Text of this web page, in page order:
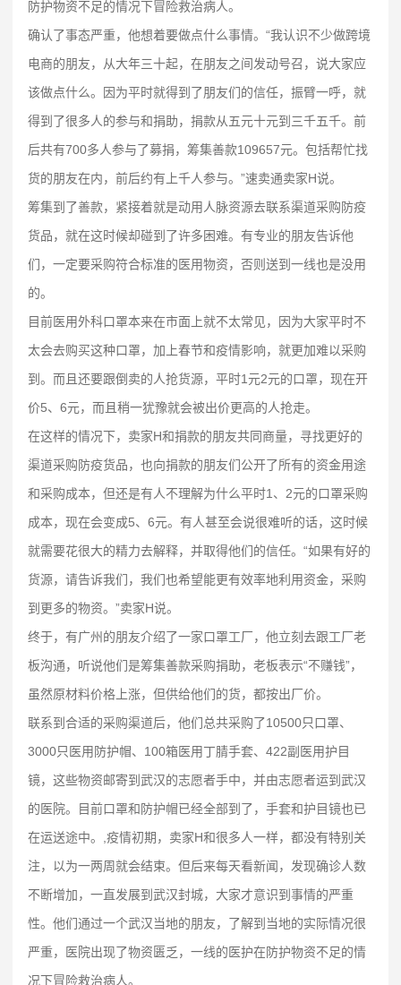
防护物资不足的情况下冒险救治病人。
确认了事态严重，他想着要做点什么事情。“我认识不少做跨境
电商的朋友，从大年三十起，在朋友之间发动号召，说大家应
该做点什么。因为平时就得到了朋友们的信任，振臂一呼，就
得到了很多人的参与和捐助，捐款从五元十元到三千五千。前
后共有700多人参与了募捐，筹集善款109657元。包括帮忙找
货的朋友在内，前后约有上千人参与。”速卖通卖家H说。
筹集到了善款，紧接着就是动用人脉资源去联系渠道采购防疫
货品，就在这时候却碰到了许多困难。有专业的朋友告诉他
们，一定要采购符合标准的医用物资，否则送到一线也是没用
的。
目前医用外科口罩本来在市面上就不太常见，因为大家平时不
太会去购买这种口罩，加上春节和疫情影响，就更加难以采购
到。而且还要跟倒卖的人抢货源，平时1元2元的口罩，现在开
价5、6元，而且稍一犹豫就会被出价更高的人抢走。
在这样的情况下，卖家H和捐款的朋友共同商量，寻找更好的
渠道采购防疫货品，也向捐款的朋友们公开了所有的资金用途
和采购成本，但还是有人不理解为什么平时1、2元的口罩采购
成本，现在会变成5、6元。有人甚至会说很难听的话，这时候
就需要花很大的精力去解释，并取得他们的信任。“如果有好的
货源，请告诉我们，我们也希望能更有效率地利用资金，采购
到更多的物资。”卖家H说。
终于，有广州的朋友介绍了一家口罩工厂，他立刻去跟工厂老
板沟通，听说他们是筹集善款采购捐助，老板表示“不赚钱”，
虽然原材料价格上涨，但供给他们的货，都按出厂价。
联系到合适的采购渠道后，他们总共采购了10500只口罩、
3000只医用防护帽、100箱医用丁腈手套、422副医用护目
镜，这些物资邮寄到武汉的志愿者手中，并由志愿者运到武汉
的医院。目前口罩和防护帽已经全部到了，手套和护目镜也已
在运送途中。,疫情初期，卖家H和很多人一样，都没有特别关
注，以为一两周就会结束。但后来每天看新闻，发现确诊人数
不断增加，一直发展到武汉封城，大家才意识到事情的严重
性。他们通过一个武汉当地的朋友，了解到当地的实际情况很
严重，医院出现了物资匮乏，一线的医护在防护物资不足的情
况下冒险救治病人。